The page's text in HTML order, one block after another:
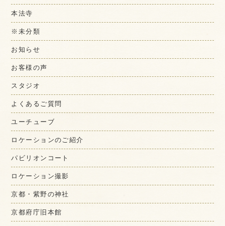
本法寺
※未分類
お知らせ
お客様の声
スタジオ
よくあるご質問
ユーチューブ
ロケーションのご紹介
パビリオンコート
ロケーション撮影
京都・紫野の神社
京都府庁旧本館